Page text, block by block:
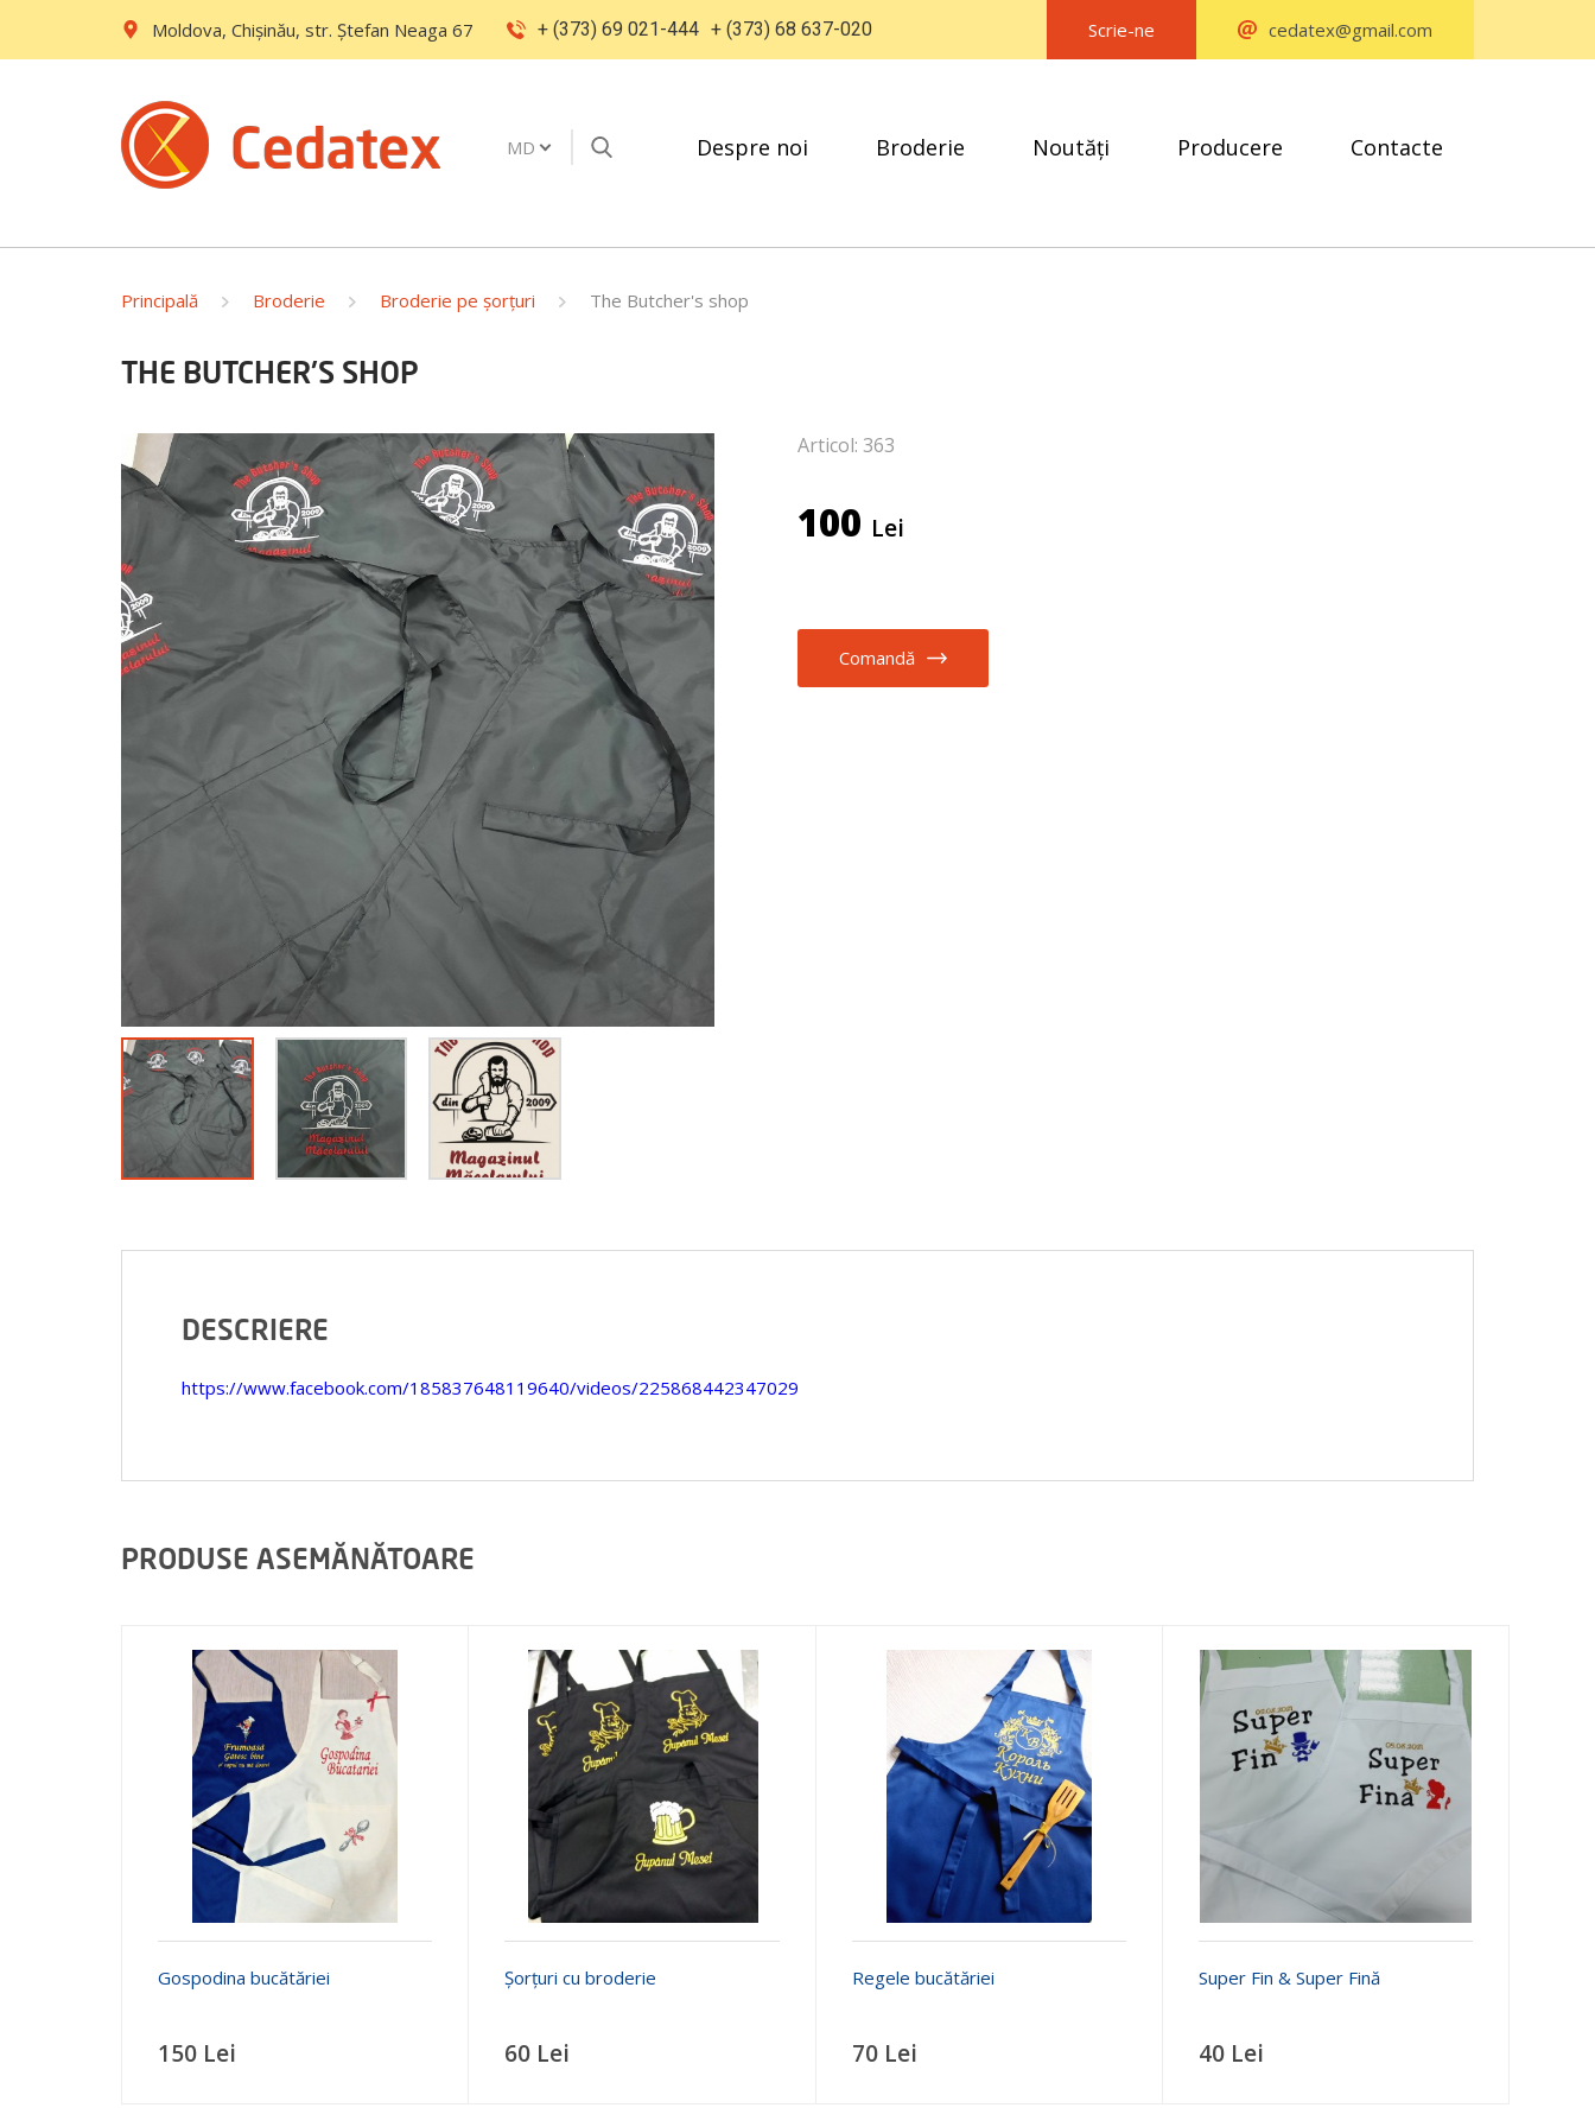
Moldova, Chișinău, str. Ştefan Neaga 67 + (373) 69 021-444 + (373) 68 637-020 Scrie-ne cedatex@gmail.com
MD Despre noi Broderie Noutăți Producere Contacte
Principală Broderie Broderie pe șorțuri The Butcher's shop
THE BUTCHER'S SHOP
Articol: 363
100 Lei
Comandă
DESCRIERE
https://www.facebook.com/185837648119640/videos/225868442347029
PRODUSE ASEMĂNĂTOARE
Gospodina bucătăriei
150 Lei
Șorțuri cu broderie
60 Lei
Regele bucătăriei
70 Lei
Super Fin & Super Fină
40 Lei